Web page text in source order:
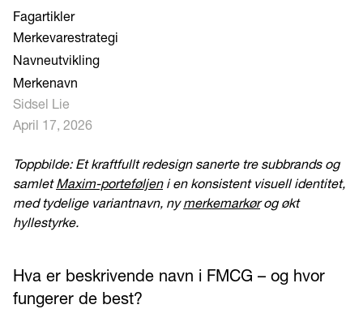
Fagartikler
Merkevarestrategi
Navneutvikling
Merkenavn
Sidsel Lie
April 17, 2026
Toppbilde: Et kraftfullt redesign sanerte tre subbrands og
samletMaxim-porteføljeni en konsistent visuell identitet,
med tydelige variantnavn, nymerkemarkørog økt
hyllestyrke.
Hva er beskrivende navn i FMCG – og hvor
fungerer de best?